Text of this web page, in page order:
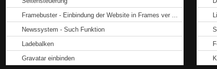
Framebuster - Einbindung der Website in Frames ver ...
Newssystem - Such Funktion
Ladebalken
Gravatar einbinden